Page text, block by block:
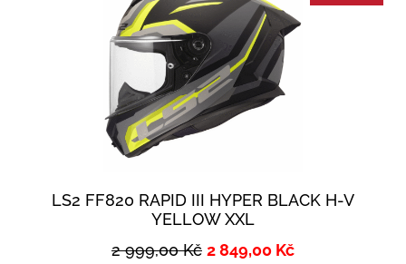
LS2 FF820 RAPID III HYPER BLACK H-V
YELLOW XXL
2 999,00Kč 2 849,00 Kč